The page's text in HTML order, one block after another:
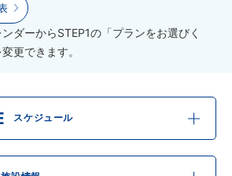
ダーからSTEP1の「プランをお選びく
更できます。
スケジュール